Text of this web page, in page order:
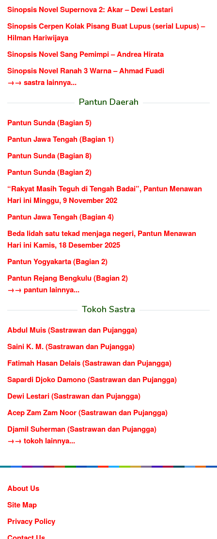
Sinopsis Novel Supernova 2: Akar – Dewi Lestari
Sinopsis Cerpen Kolak Pisang Buat Lupus (serial Lupus) –
Hilman Hariwijaya
Sinopsis Novel Sang Pemimpi – Andrea Hirata
Sinopsis Novel Ranah 3 Warna – Ahmad Fuadi
→→ sastra lainnya...
Pantun Daerah
Pantun Sunda (Bagian 5)
Pantun Jawa Tengah (Bagian 1)
Pantun Sunda (Bagian 8)
Pantun Sunda (Bagian 2)
“Rakyat Masih Teguh di Tengah Badai”, Pantun Menawan
Hari ini Minggu, 9 November 202
Pantun Jawa Tengah (Bagian 4)
Beda lidah satu tekad menjaga negeri, Pantun Menawan
Hari ini Kamis, 18 Desember 2025
Pantun Yogyakarta (Bagian 2)
Pantun Rejang Bengkulu (Bagian 2)
→→ pantun lainnya...
Tokoh Sastra
Abdul Muis (Sastrawan dan Pujangga)
Saini K. M. (Sastrawan dan Pujangga)
Fatimah Hasan Delais (Sastrawan dan Pujangga)
Sapardi Djoko Damono (Sastrawan dan Pujangga)
Dewi Lestari (Sastrawan dan Pujangga)
Acep Zam Zam Noor (Sastrawan dan Pujangga)
Djamil Suherman (Sastrawan dan Pujangga)
→→ tokoh lainnya...
About Us
Site Map
Privacy Policy